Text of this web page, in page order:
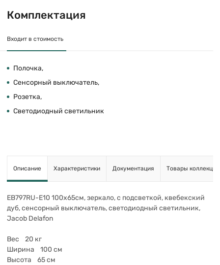
Комплектация
Входит в стоимость
Полочка,
Сенсорный выключатель,
Розетка,
Светодиодный светильник
Описание Характеристики Документация Товары коллекции
EB797RU-E10 100х65см, зеркало, с подсветкой, квебекский
дуб, сенсорный выключатель, светодиодный светильник,
Jacob Delafon
Вес 20 кг
Ширина 100 см
Высота 65 см